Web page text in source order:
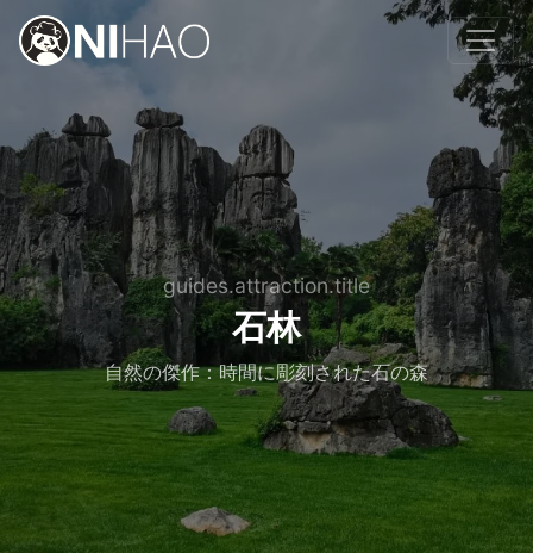
guides.attraction.title
石林
自然の傑作：時間に彫刻された石の森